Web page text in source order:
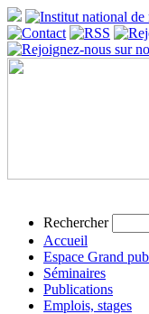
Rechercher
Accueil
Espace Grand
Séminaires
Publications
Emplois, stages